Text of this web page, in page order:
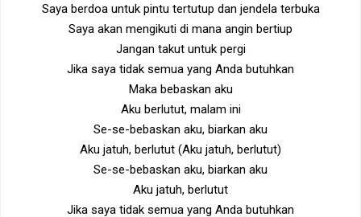
Saya berdoa untuk pintu tertutup dan jendela terbuka
Saya akan mengikuti di mana angin bertiup
Jangan takut untuk pergi
Jika saya tidak semua yang Anda butuhkan
Maka bebaskan aku
Aku berlutut, malam ini
Se-se-bebaskan aku, biarkan aku
Aku jatuh, berlutut (Aku jatuh, berlutut)
Se-se-bebaskan aku, biarkan aku
Aku jatuh, berlutut
Jika saya tidak semua yang Anda butuhkan